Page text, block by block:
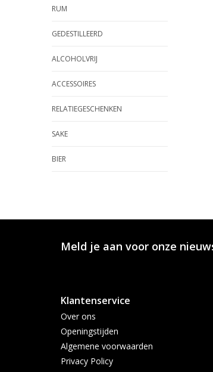
RUM
GEDESTILLEERD
ALCOHOLVRIJ
ACCESSOIRES
RELATIEGESCHENKEN
SAKE
BIER
Meld je aan voor onze
Klantenservice
Over ons
Openingstijden
Algemene voorwaarden
Privacy Policy